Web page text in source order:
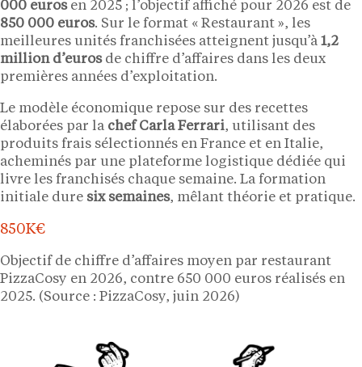
000 eurosen 2025 ; l’objectif affiché pour 2026 est de
850 000 euros. Sur le format « Restaurant », les
meilleures unités franchisées atteignent jusqu’à 1,2
million d’eurosde chiffre d’affaires dans les deux
premières années d’exploitation.
Le modèle économique repose sur des recettes
élaborées par la chef Carla Ferrari, utilisant des
produits frais sélectionnés en France et en Italie,
acheminés par une plateforme logistique dédiée qui
livre les franchisés chaque semaine. La formation
initiale dure six semaines, mêlant théorie et pratique.
850K€
Objectif de chiffre d’affaires moyen par restaurant
PizzaCosy en 2026, contre 650 000 euros réalisés en
2025. (Source : PizzaCosy, juin 2026)